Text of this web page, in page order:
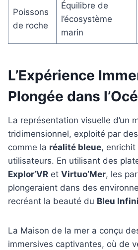
Poissons
de roche
Équilibre de
l’écosystème
marin
L’Expérience
Plongée dans
La représentation visuelle d’un
tridimensionnel, exploité par
comme la réalité bleue, enrichit
utilisateurs. En utilisant des
Explor’VR et Virtuo’Mer, les
plongeraient dans des
recréant la beauté du Bleu Infini
La Maison de la mer a conçu
immersives captivantes, où de